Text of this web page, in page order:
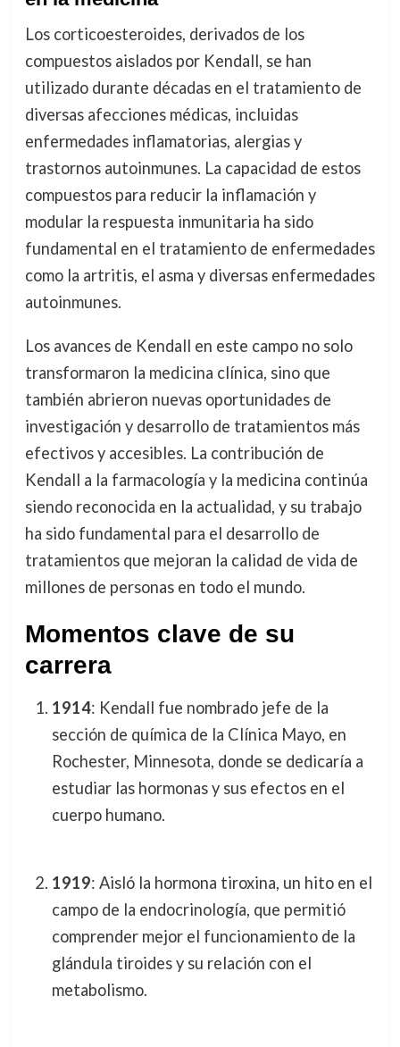
Los corticoesteroides, derivados de los
compuestos aislados por Kendall, se han
utilizado durante décadas en el tratamiento de
diversas afecciones médicas, incluidas
enfermedades inflamatorias, alergias y
trastornos autoinmunes. La capacidad de estos
compuestos para reducir la inflamación y
modular la respuesta inmunitaria ha sido
fundamental en el tratamiento de enfermedades
como la artritis, el asma y diversas enfermedades
autoinmunes.
Los avances de Kendall en este campo no solo
transformaron la medicina clínica, sino que
también abrieron nuevas oportunidades de
investigación y desarrollo de tratamientos más
efectivos y accesibles. La contribución de
Kendall a la farmacología y la medicina continúa
siendo reconocida en la actualidad, y su trabajo
ha sido fundamental para el desarrollo de
tratamientos que mejoran la calidad de vida de
millones de personas en todo el mundo.
Momentos clave de su
carrera
1914: Kendall fue nombrado jefe de la
sección de química de la Clínica Mayo, en
Rochester, Minnesota, donde se dedicaría a
estudiar las hormonas y sus efectos en el
cuerpo humano.
1919: Aisló la hormona tiroxina, un hito en el
campo de la endocrinología, que permitió
comprender mejor el funcionamiento de la
glándula tiroides y su relación con el
metabolismo.